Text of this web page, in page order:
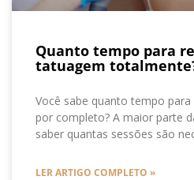
Quanto tempo para
tatuagem
Você sabe quanto tempo
por completo? A maior parte
saber quantas sessões são
LER ARTIGO COMPLETO »